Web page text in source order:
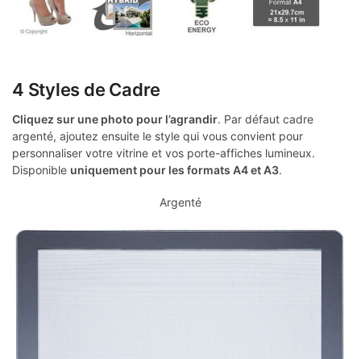
4 Styles de Cadre
Cliquez sur une photo pour l’agrandir. Par défaut cadre
argenté, ajoutez ensuite le style qui vous convient pour
personnaliser votre vitrine et vos porte-affiches lumineux.
Disponible uniquement pour les formats A4 et A3.
Argenté